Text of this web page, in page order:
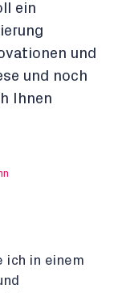
ein
und
und noch
Ihnen
ich in einem